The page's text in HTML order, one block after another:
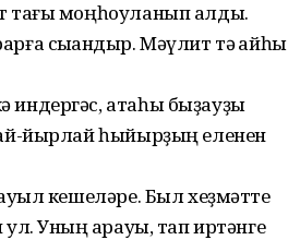
тағы моңһоуланып алды.
сыҡҡандыр. Мәүлит тә ҡайһы
индергәс, атаһы быҙауҙы
йырлай һыйырҙың еленен
кешеләре. Был хеҙмәтте
Уның ҡарауы, тап иртәнге